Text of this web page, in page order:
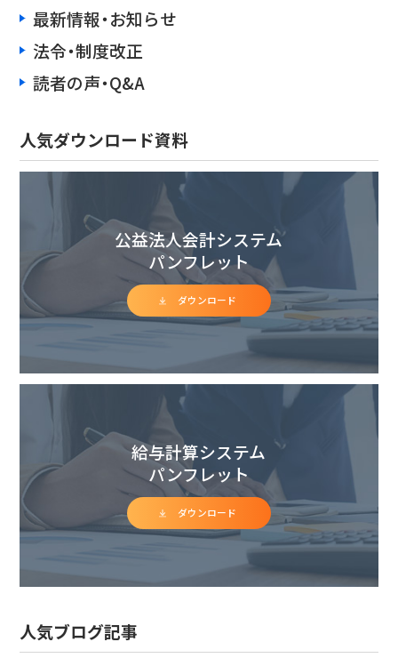
最新情報・お知らせ
法令・制度改正
読者の声・Q&A
人気ダウンロード資料
公益法人会計システム
パンフレット
ダウンロード
給与計算システム
パンフレット
ダウンロード
人気ブログ記事